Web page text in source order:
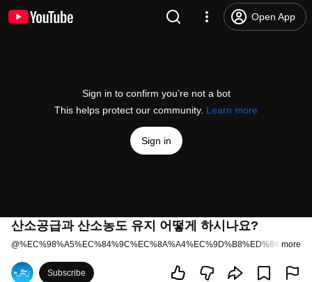
Open App
Sign in to confirm you’re not a bot
This helps protect our community. Learn more
Sign in
산소공급과 산소농도 유지 어떻게 하시나요?
@ more
Subscribe